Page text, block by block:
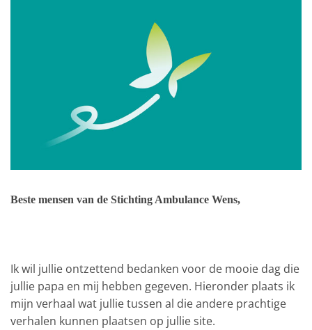
Beste mensen van de Stichting Ambulance Wens,
Ik wil jullie ontzettend bedanken voor de mooie dag die
jullie papa en mij hebben gegeven. Hieronder plaats ik
mijn verhaal wat jullie tussen al die andere prachtige
verhalen kunnen plaatsen op jullie site.